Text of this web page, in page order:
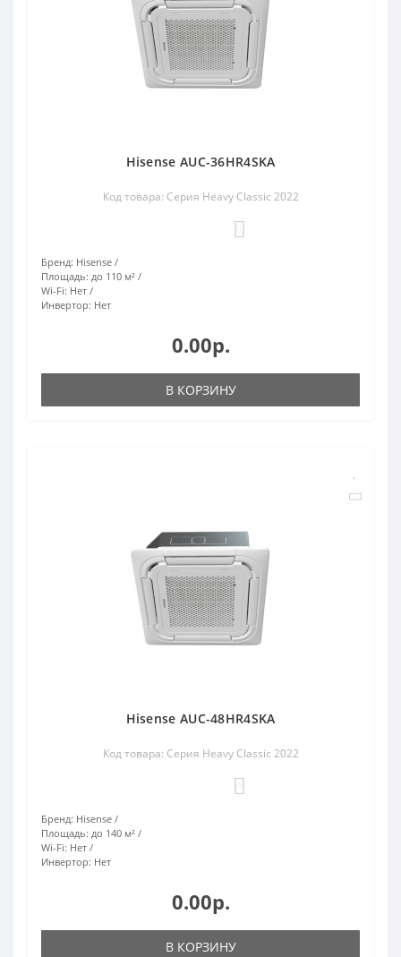
Hisense AUC-36HR4SKA
Код товара: Серия Heavy Classic 2022
Бренд: Hisense
Площадь: до 110 м²
Wi-Fi: Нет
Инвертор: Нет
0.00р.
В КОРЗИНУ
Hisense AUC-48HR4SKA
Код товара: Серия Heavy Classic 2022
Бренд: Hisense
Площадь: до 140 м²
Wi-Fi: Нет
Инвертор: Нет
0.00р.
В КОРЗИНУ